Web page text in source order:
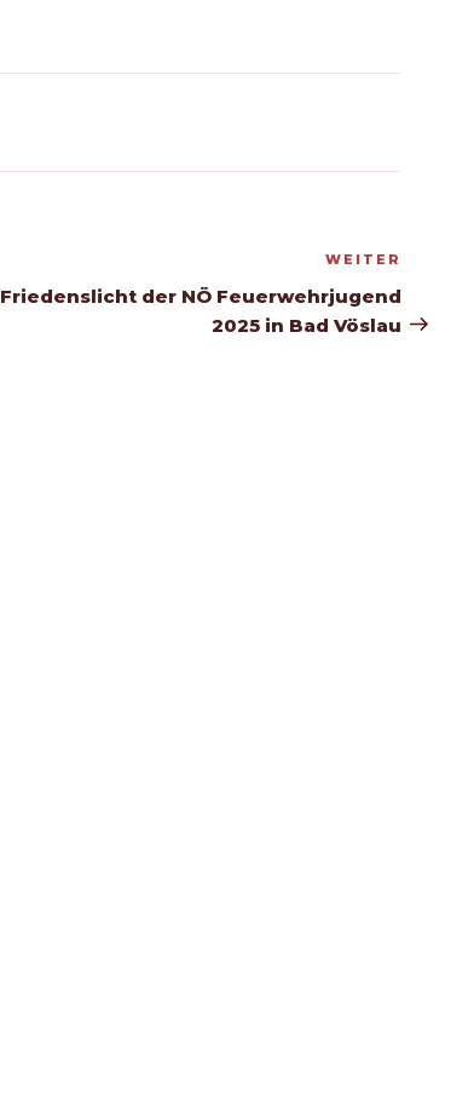
Beitrag
WEITER
Friedenslicht der NÖ Feuerwehrjugend
2025 in Bad Vöslau